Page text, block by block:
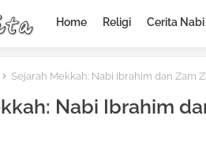
Home Religi Cerita Nabi
Sejarah Mekkah: Nabi Ibrahim dan Zam
Nabi Ibrahim